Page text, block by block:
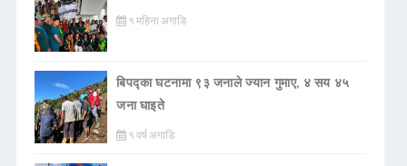
१ महिना अगाडि
बिपद्का घटनामा ९३ जनाले ज्यान गुमाए, ४ सय ४५
जना घाइते
१ वर्ष अगाडि